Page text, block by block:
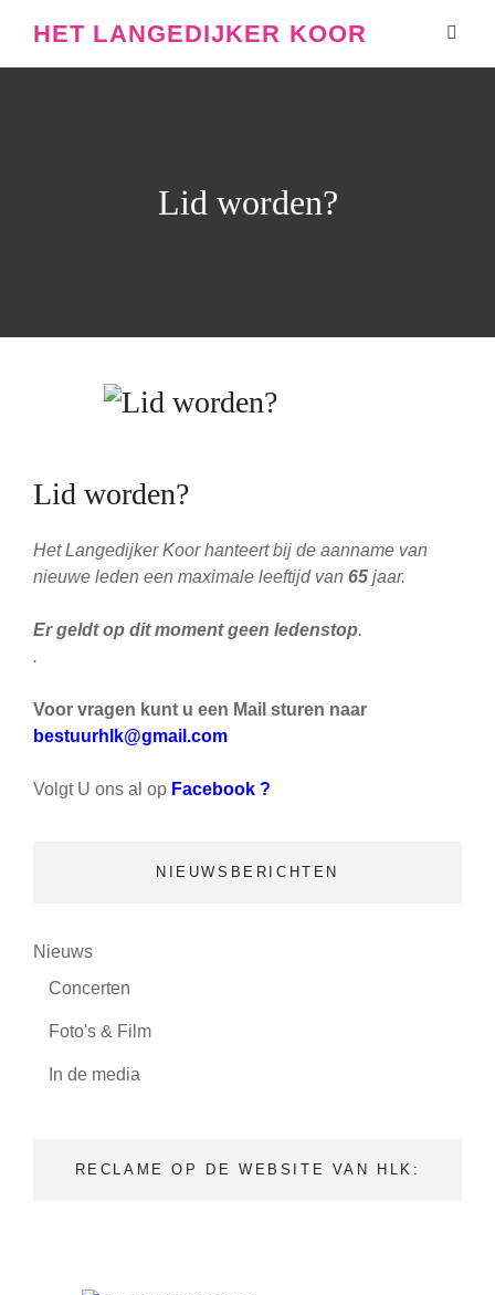
HET LANGEDIJKER KOOR
Lid worden?
Lid worden?
Het Langedijker Koor hanteert bij de aanname van
nieuwe leden een maximale leeftijd van 65 jaar.
Er geldt op dit moment geen ledenstop.
.
Voor vragen kunt u een Mail sturen naar
bestuurhlk@gmail.com
Volgt U ons al op Facebook ?
NIEUWSBERICHTEN
Nieuws
Concerten
Foto's & Film
In de media
RECLAME OP DE WEBSITE VAN HLK: